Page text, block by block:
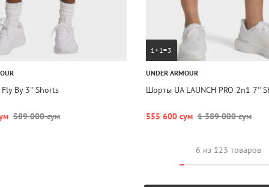
By 3'' Shorts
589 000 сум
1+1=3
UNDER ARMOUR
Шорты UA LAUNCH PRO 2n1 7''
555 600 сум 1 389 000 сум
6 из 123 товаров